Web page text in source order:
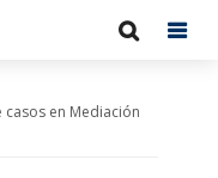
casos en Mediación